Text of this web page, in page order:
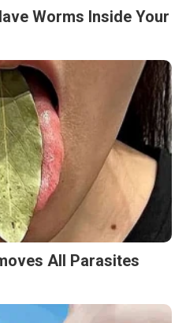
Worms Inside Your
All Parasites